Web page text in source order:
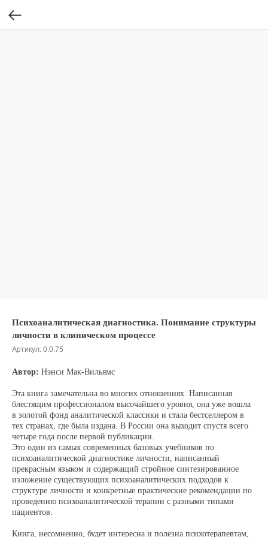
Психоаналитическая диагностика. Понимание структуры
личности в клиническом процессе
Артикул: 0.0.75
Автор: Нэнси Мак-Вильямс
Эта книга замечательна во многих отношениях. Написанная
блестящим профессионалом высочайшего уровня, она уже вошла
в золотой фонд аналитической классики и стала бестселлером в
тех странах, где была издана. В России она выходит спустя всего
четыре года после первой публикации.
Это один из самых современных базовых учебников по
психоаналитической диагностике личности, написанный
прекрасным языком и содержащий стройное синтезированное
изложение существующих психоаналитических подходов к
структуре личности и конкретные практические рекомендации по
проведению психоаналитической терапии с разными типами
пациентов.
Книга, несомненно, будет интересна и полезна психотерапевтам,